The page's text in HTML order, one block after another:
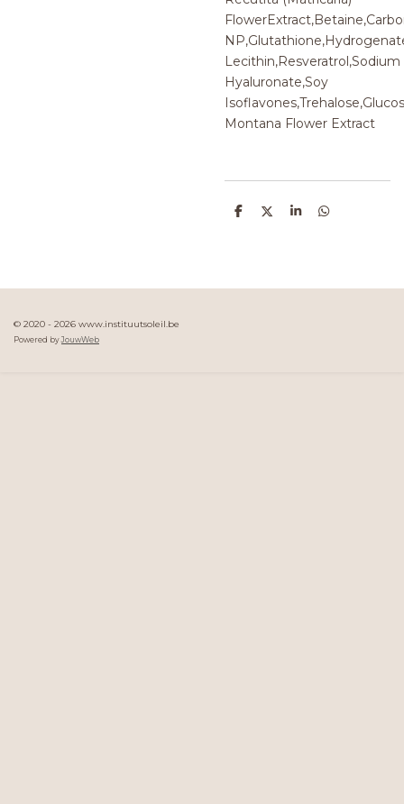
Lecithin,Resveratrol,Sodium
Hyaluronate,Soy
Montana Flower Extract
D
D
S
D
© 2020 - 2026 www.instituutsoleil.be
Powered by JouwWeb